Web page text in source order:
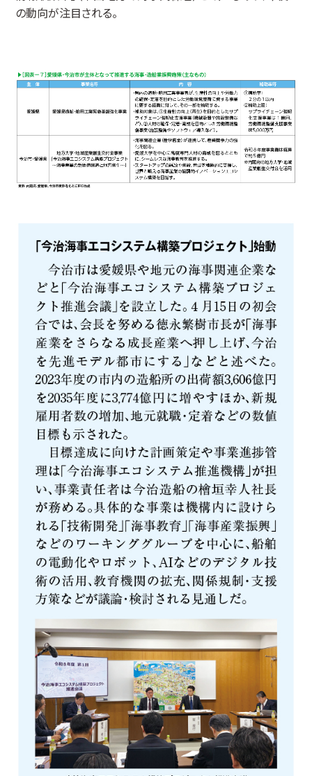
の動向が注目される。